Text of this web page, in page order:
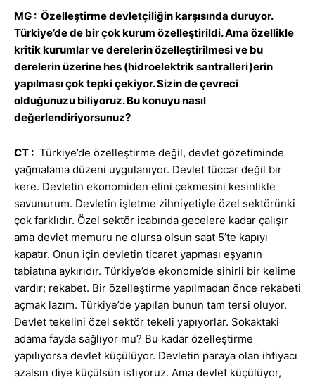
MG : Özelleştirme devletçiliğin karşısında duruyor.
Türkiye’de de bir çok kurum özelleştirildi. Ama özellikle
kritik kurumlar ve derelerin özelleştirilmesi ve bu
derelerin üzerine hes (hidroelektrik santralleri)erin
yapılması çok tepki çekiyor. Sizin de çevreci
olduğunuzu biliyoruz. Bu konuyu nasıl
değerlendiriyorsunuz?
CT : Türkiye’de özelleştirme değil, devlet gözetiminde
yağmalama düzeni uygulanıyor. Devlet tüccar değil bir
kere. Devletin ekonomiden elini çekmesini kesinlikle
savunurum. Devletin işletme zihniyetiyle özel sektörünki
çok farklıdır. Özel sektör icabında gecelere kadar çalışır
ama devlet memuru ne olursa olsun saat 5’te kapıyı
kapatır. Onun için devletin ticaret yapması eşyanın
tabiatına aykırıdır. Türkiye’de ekonomide sihirli bir kelime
vardır; rekabet. Bir özelleştirme yapılmadan önce rekabeti
açmak lazım. Türkiye’de yapılan bunun tam tersi oluyor.
Devlet tekelini özel sektör tekeli yapıyorlar. Sokaktaki
adama fayda sağlıyor mu? Bu kadar özelleştirme
yapılıyorsa devlet küçülüyor. Devletin paraya olan ihtiyacı
azalsın diye küçülsün istiyoruz. Ama devlet küçülüyor,